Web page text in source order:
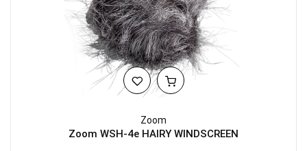
Zoom
Zoom WSH-4e HAIRY WINDSCREEN